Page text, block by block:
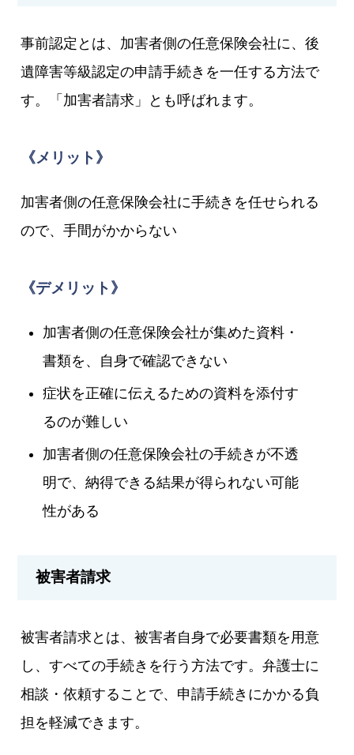
事前認定とは、加害者側の任意保険会社に、後
遺障害等級認定の申請手続きを一任する方法で
す。「加害者請求」とも呼ばれます。
《メリット》
加害者側の任意保険会社に手続きを任せられる
ので、手間がかからない
《デメリット》
加害者側の任意保険会社が集めた資料・
書類を、自身で確認できない
症状を正確に伝えるための資料を添付す
るのが難しい
加害者側の任意保険会社の手続きが不透
明で、納得できる結果が得られない可能
性がある
被害者請求
被害者請求とは、被害者自身で必要書類を用意
し、すべての手続きを行う方法です。弁護士に
相談・依頼することで、申請手続きにかかる負
担を軽減できます。